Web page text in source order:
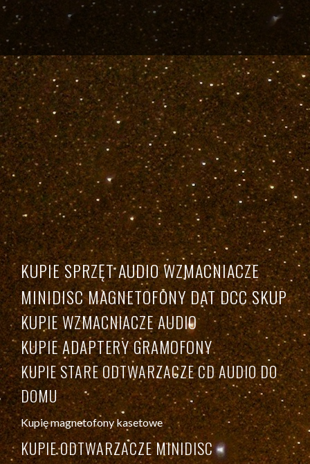
KUPIE SPRZĘT AUDIO WZMACNIACZE
MINIDISC MAGNETOFONY DAT DCC SKUP
KUPIE WZMACNIACZE AUDIO
KUPIE ADAPTERY GRAMOFONY
KUPIE STARE ODTWARZACZE CD AUDIO DO
DOMU
Kupię magnetofony kasetowe
KUPIE ODTWARZACZE MINIDISC